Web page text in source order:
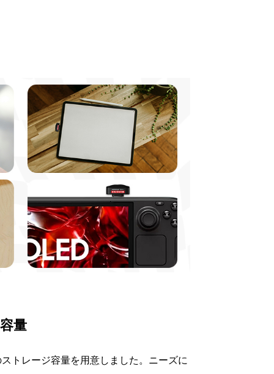
量
トレージ容量を用意しました。ニーズに